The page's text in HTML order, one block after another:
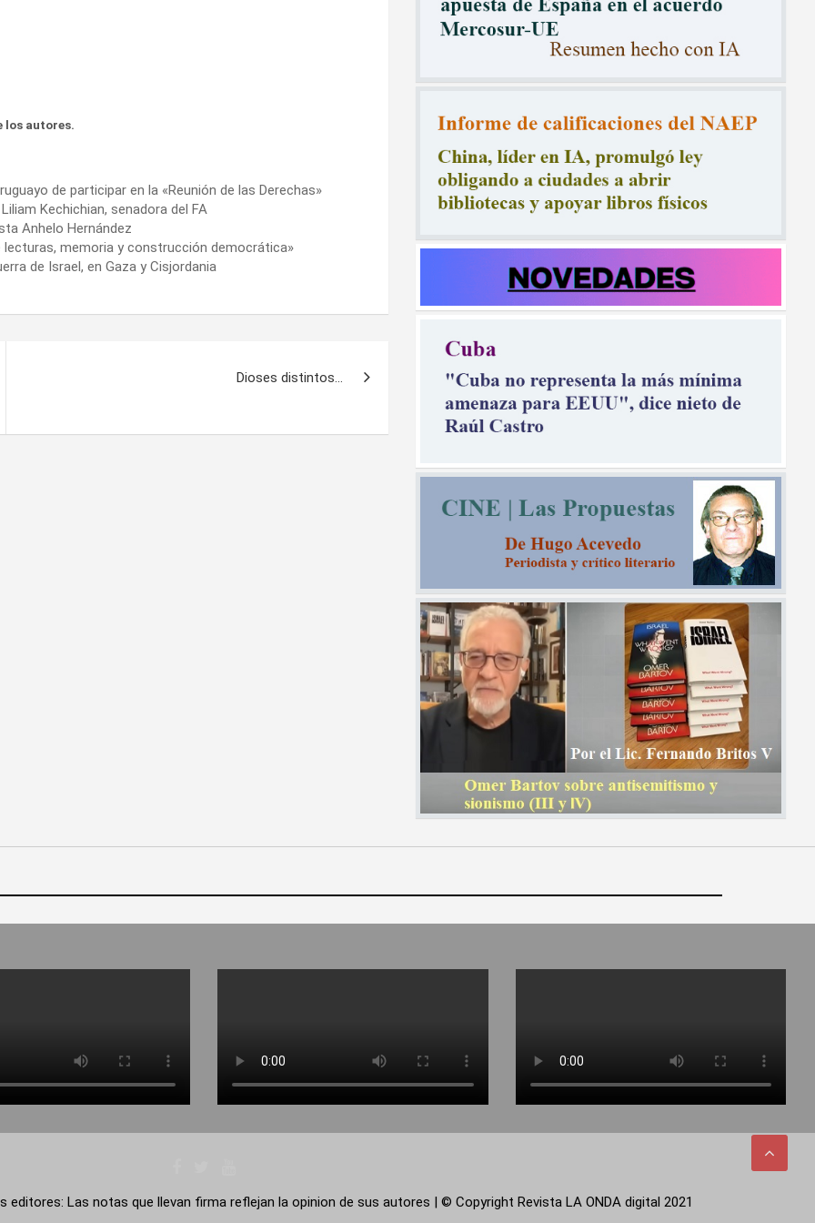
los autores.
de participar en la «Reunión de las Derechas»
Kechichian, senadora del FA
Anhelo Hernández
lecturas, memoria y construcción democrática»
de Israel, en Gaza y Cisjordania
Dioses distintos…
editores: Las notas que llevan firma reflejan la opinion de sus autores | © Copyright Revista LA ONDA digital 2021